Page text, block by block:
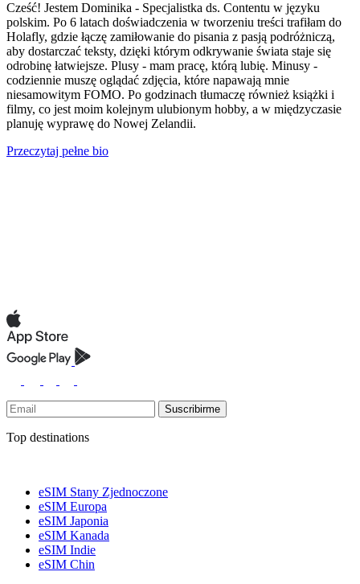
Cześć! Jestem Dominika - Specjalistka ds. Contentu w języku
polskim. Po 6 latach doświadczenia w tworzeniu treści trafiłam do
Holafly, gdzie łączę zamiłowanie do pisania z pasją podróżniczą,
aby dostarczać teksty, dzięki którym odkrywanie świata staje się
odrobinę łatwiejsze. Plusy - mam pracę, którą lubię. Minusy -
codziennie muszę oglądać zdjęcia, które napawają mnie
niesamowitym FOMO. Po godzinach tłumaczę również książki i
filmy, co jest moim kolejnym ulubionym hobby, a w międzyczasie
planuję wyprawę do Nowej Zelandii.
Przeczytaj pełne bio
Suscribirme
Top destinations
eSIM Stany Zjednoczone
eSIM Europa
eSIM Japonia
eSIM Kanada
eSIM Indie
eSIM Chin